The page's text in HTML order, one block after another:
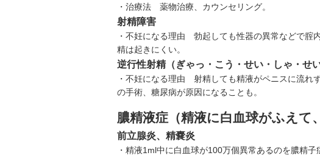
・治療法 薬物治療、カウンセリング。
射精障害
・不妊になる理由 勃起しても性器の異常などで腟
精は起きにくい。
逆行性射精（ぎゃっ・こう・せい・しゃ・せい
・不妊になる理由 射精しても精液がペニスに流れ
の手術、糖尿病が原因になることも。
膿精液症（精液に白血球がふえて
前立腺炎、精嚢炎
・精液1ml中に白血球が100万個異常あるのを膿精子